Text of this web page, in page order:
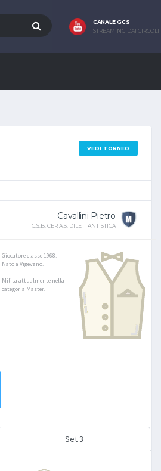
CANALE GCS
STREAMING DAI CIRCOLI
VEDI TORNEO
Cavallini Pietro
C.S.B. CER A.S. DILETTANTISTICA
Giocatore classe 1968.
Nato a Vigevano.
Milita attualmente nella
categoria Master.
Set 3